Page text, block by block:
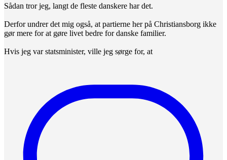
Sådan tror jeg, langt de fleste danskere har det.
Derfor undrer det mig også, at partierne her på Christiansborg ikke
gør mere for at gøre livet bedre for danske familier.
Hvis jeg var statsminister, ville jeg sørge for, at